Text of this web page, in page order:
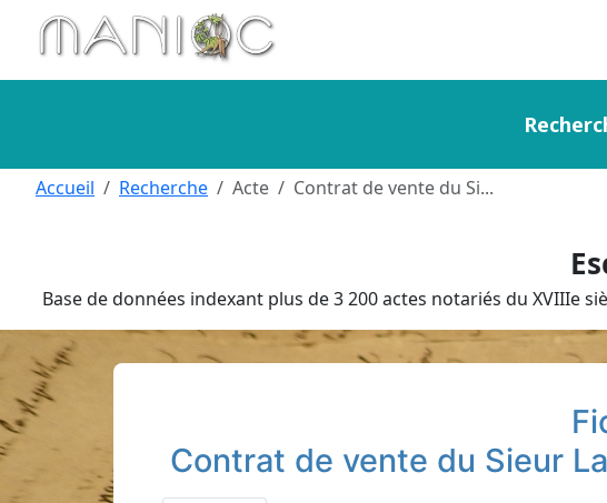
Aller au contenu principal
Base de données indexant plus de 3 200 actes notariés du XVIIIe
Accueil Recherche Acte Contrat de vente du Si...
Contrat de vente du Sieur